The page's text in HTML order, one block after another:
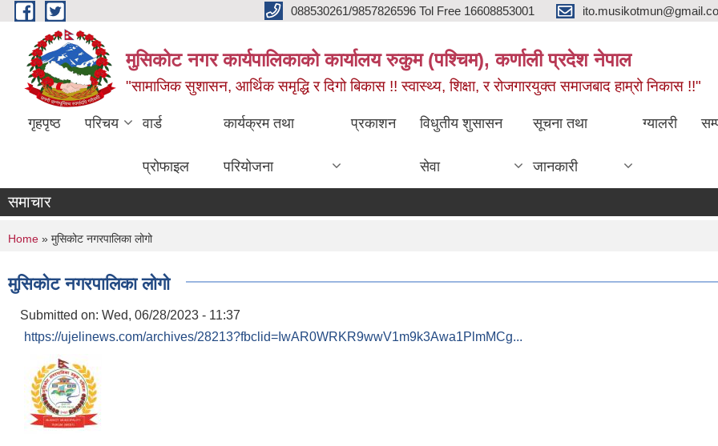
Skip to main content 088530261/9857826596 Tol Free 16608853001
मुसिकोट नगर कार्यपालिकाको कार्यालय रुकुम (पश्चिम), कर्णाली प्रदेश नेपाल
"सामाजिक सुशासन, आर्थिक समृद्धि र दिगो बिकास !! स्वास्थ्य, शिक्षा, र रोजगारयुक्त समाजबाद हाम्रो निकास !!"
गृहपृष्ठ परिचय वार्ड
प्रोफाइल
कार्यक्रम तथा
परियोजना
प्रकाशन विधुतीय शुसासन
सेवा
सूचना तथा
जानकारी
ग्यालरी
समाचार
You are here
Home » मुसिकोट नगरपालिका लोगो
मुसिकोट नगरपालिका लोगो
Submitted on: Wed, 06/28/2023 - 11:37
https://ujelinews.com/archives/28213?fbclid=IwAR0WRKR9wwV1m9k3Awa1PlmMCg...